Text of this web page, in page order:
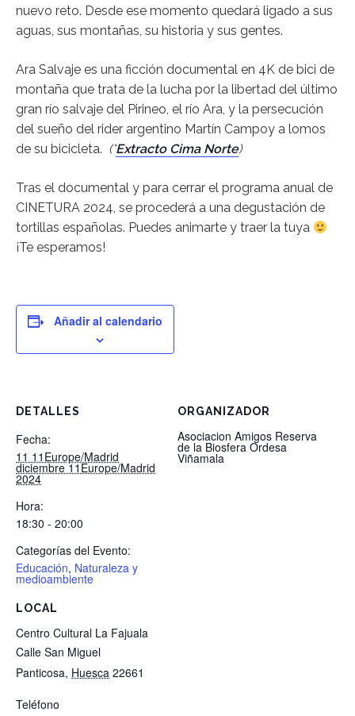
nuevo reto. Desde ese momento quedará ligado a sus
aguas, sus montañas, su historia y sus gentes.
Ara Salvaje es una ficción documental en 4K de bici de
montaña que trata de la lucha por la libertad del último
gran río salvaje del Pirineo, el río Ara, y la persecución
del sueño del rider argentino Martín Campoy a lomos
de su bicicleta. (*Extracto Cima Norte)
Tras el documental y para cerrar el programa anual de
CINETURA 2024, se procederá a una degustación de
tortillas españolas. Puedes animarte y traer la tuya
¡Te esperamos!
Añadir al calendario
DETALLES
Fecha:
11 11Europe/Madrid
diciembre 11Europe/Madrid
2024
Hora:
18:30 - 20:00
Categorías del Evento:
Educación, Naturaleza y
medioambiente
LOCAL
Centro Cultural La Fajuala
Calle San Miguel
Panticosa, Huesca 22661
Teléfono
ORGANIZADOR
Asociacion Amigos Reserva
de la Biosfera Ordesa
Viñamala